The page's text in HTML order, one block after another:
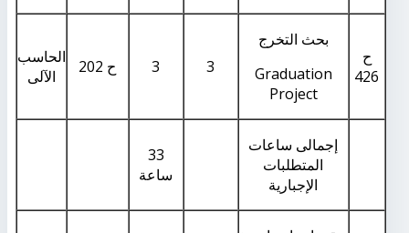
ح
426
بحث التخرج
Graduation
Project
3
3 ح 202
الحاسب
الآلى
إجمالى ساعات
المتطلبات
الإجبارية
33
ساعة